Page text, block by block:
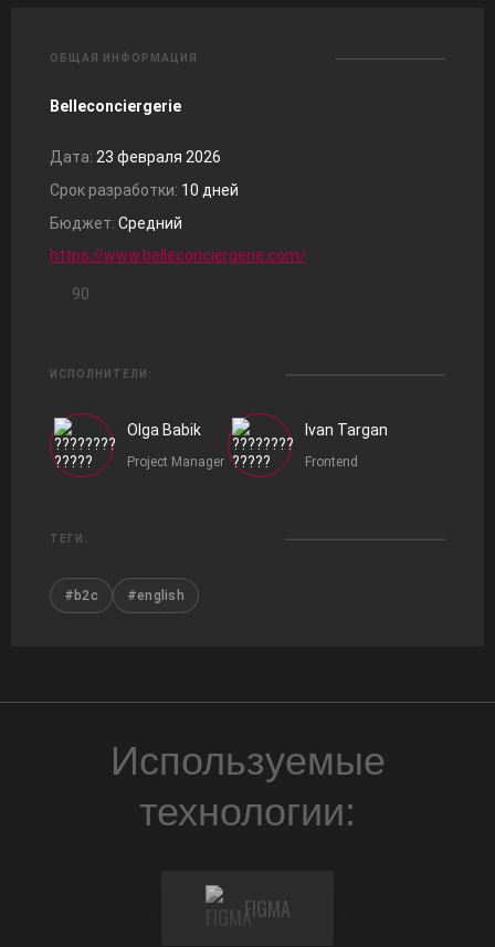
ОБЩАЯ ИНФОРМАЦИЯ
Belleconciergerie
Дата: 23 февраля 2026
Срок разработки: 10 дней
Бюджет: Средний
https://www.belleconciergerie.com/
90
ИСПОЛНИТЕЛИ:
Olga Babik
Project Manager
Ivan Targan
Frontend
ТЕГИ:
#b2c #english
Используемые
технологии:
FIGMA